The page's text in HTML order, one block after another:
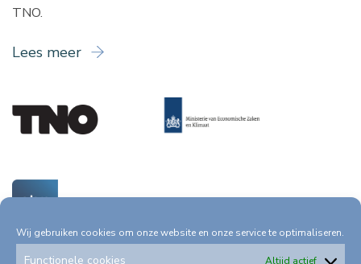
Wij gebruiken cookies om onze website en onze service te optimaliseren.
Functionele cookies Altijd actief
TNO.
Lees meer